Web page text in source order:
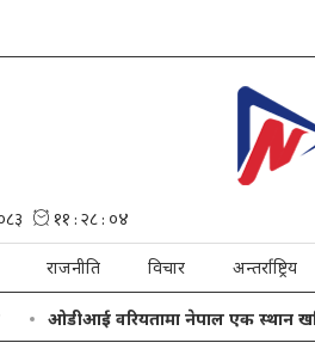
राजनीति विचार अन्तर्राष्ट्रिय
ओडीआई वरियतामा नेपाल एक स्थान खस्कियो